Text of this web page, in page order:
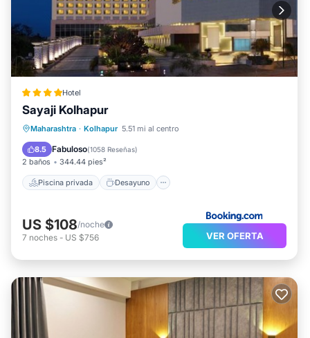
Hotel
Sayaji Kolhapur
Maharashtra · Kolhapur 5.51 mi al centro
8.5 Fabuloso(1058 Reseñas)
2 baños 344.44 pies²
Piscina privada Desayuno
Piscina privada
Desayuno
Aparcamiento
US $108/noche
7 noches - US $756 VER OFERTA